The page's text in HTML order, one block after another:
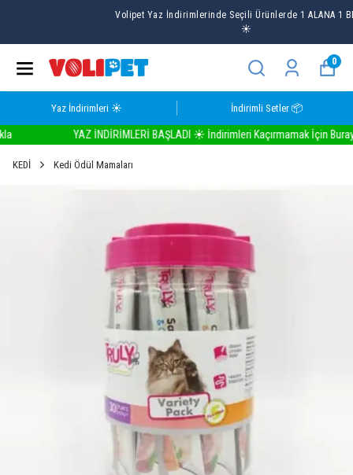
Volipet Yaz İndirimlerinde Seçili Ürünlerde 1 ALANA 1 BEDAVA
0
Yaz İndirimleri ☀️ İndirimli Setler 📦
YAZ İNDİRİMLERİ BAŞLADI ☀️ İndirimleri Kaçırmamak İçin Buraya
KEDİ Kedi Ödül Mamaları